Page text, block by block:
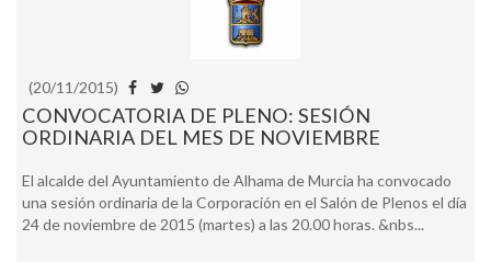
(20/11/2015)
CONVOCATORIA DE PLENO: SESIÓN
ORDINARIA DEL MES DE NOVIEMBRE
El alcalde del Ayuntamiento de Alhama de Murcia ha convocado
una sesión ordinaria de la Corporación en el Salón de Plenos el día
24 de noviembre de 2015 (martes) a las 20.00 horas. &nbs...